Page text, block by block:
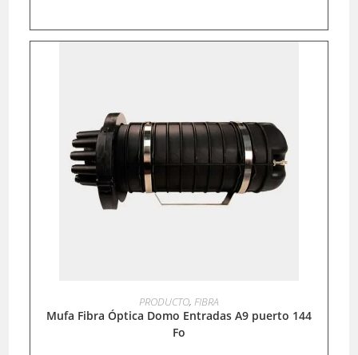
LEER MÁS
PRODUCTO, FIBRA
Mufa Fibra Óptica Domo Entradas A9 puerto 144
Fo